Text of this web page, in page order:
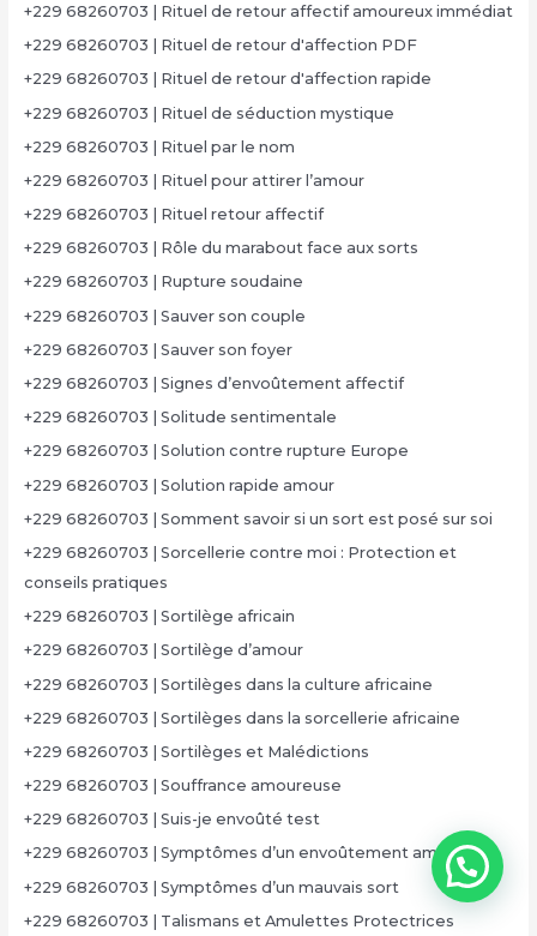
+229 68260703 | Rituel de retour affectif amoureux immédiat
+229 68260703 | Rituel de retour d'affection PDF
+229 68260703 | Rituel de retour d'affection rapide
+229 68260703 | Rituel de séduction mystique
+229 68260703 | Rituel par le nom
+229 68260703 | Rituel pour attirer l’amour
+229 68260703 | Rituel retour affectif
+229 68260703 | Rôle du marabout face aux sorts
+229 68260703 | Rupture soudaine
+229 68260703 | Sauver son couple
+229 68260703 | Sauver son foyer
+229 68260703 | Signes d’envoûtement affectif
+229 68260703 | Solitude sentimentale
+229 68260703 | Solution contre rupture Europe
+229 68260703 | Solution rapide amour
+229 68260703 | Somment savoir si un sort est posé sur soi
+229 68260703 | Sorcellerie contre moi : Protection et
conseils pratiques
+229 68260703 | Sortilège africain
+229 68260703 | Sortilège d’amour
+229 68260703 | Sortilèges dans la culture africaine
+229 68260703 | Sortilèges dans la sorcellerie africaine
+229 68260703 | Sortilèges et Malédictions
+229 68260703 | Souffrance amoureuse
+229 68260703 | Suis-je envoûté test
+229 68260703 | Symptômes d’un envoûtement amoureux
+229 68260703 | Symptômes d’un mauvais sort
+229 68260703 | Talismans et Amulettes Protectrices